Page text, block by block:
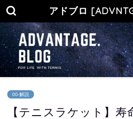
アドブロ
00-解説
【テニスラケット】寿